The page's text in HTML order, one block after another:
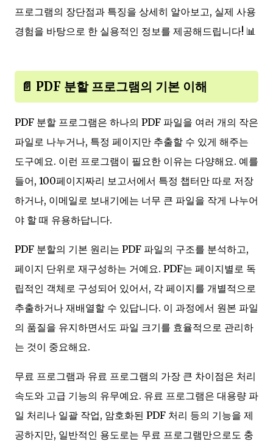
프로그램의 장단점과 특징을 상세히 알아보고, 실제 사용
경험을 바탕으로 한 실용적인 정보를 제공해드립니다! 📊
📄 PDF 분할 프로그램의 기본 이해
PDF 분할 프로그램은 하나의 PDF 파일을 여러 개의 작은
파일로 나누거나, 특정 페이지만 추출할 수 있게 해주는
도구예요. 이런 프로그램이 필요한 이유는 다양해요. 예를
들어, 100페이지짜리 보고서에서 특정 챕터만 따로 저장
하거나, 이메일로 보내기에는 너무 큰 파일을 작게 나누어
야 할 때 유용하답니다.
PDF 분할의 기본 원리는 PDF 파일의 구조를 분석하고,
페이지 단위로 재구성하는 거예요. PDF는 페이지별로 독
립적인 객체로 구성되어 있어서, 각 페이지를 개별적으로
추출하거나 재배열할 수 있답니다. 이 과정에서 원본 파일
의 품질을 유지하면서도 파일 크기를 효율적으로 관리하
는 것이 중요해요.
무료 프로그램과 유료 프로그램의 가장 큰 차이점은 처리
속도와 고급 기능의 유무예요. 유료 프로그램은 대용량 파
일 처리나 일괄 작업, 암호화된 PDF 처리 등의 기능을 제
공하지만, 일반적인 용도로는 무료 프로그램만으로도 충